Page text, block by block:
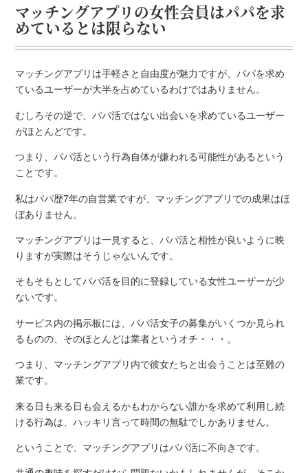
マッチングアプリの女性会員はパパを求
めているとは限らない
マッチングアプリは手軽さと自由度が魅力ですが、パパを求め
ているユーザーが大半を占めているわけではありません。
むしろその逆で、パパ活ではない出会いを求めているユーザー
がほとんどです。
つまり、パパ活という行為自体が嫌われる可能性があるという
ことです。
私はパパ歴7年の自営業ですが、マッチングアプリでの成果はほ
ぼありません。
マッチングアプリは一見すると、パパ活と相性が良いように映
りますが実際はそうじゃないんです。
そもそもとしてパパ活を目的に登録している女性ユーザーが少
ないです。
サービス内の掲示板には、パパ活女子の募集がいくつか見られ
るものの、そのほとんどは業者というオチ・・・。
つまり、マッチングアプリ内で彼女たちと出会うことは至難の
業です。
来る日も来る日も会えるかもわからない誰かを求めて利用し続
ける行為は、ハッキリ言って時間の無駄でしかありません。
ということで、マッチングアプリはパパ活に不向きです。